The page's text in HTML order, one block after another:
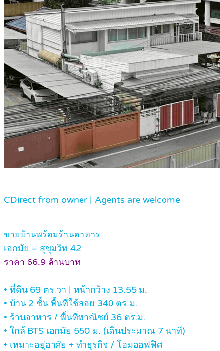
CDirect from owner | Agents are welcome
ขายบ้านพร้อมร้านอาหาร
เอกมัย – สุขุมวิท 42
ราคา 66.9 ล้านบาท
• ที่ดิน 69 ตร.วา | หน้ากว้าง 13.55 ม.
• บ้าน 2 ชั้น พื้นที่ใช้สอย 340 ตร.ม.
• ร้านอาหาร / พื้นที่พาณิชย์ 36 ตร.ม.
• ใกล้ BTS เอกมัย 550 ม. (เดินประมาณ 7 นาที)
• เหมาะอยู่อาศัย + ทำธุรกิจ / โฮมออฟฟิศ